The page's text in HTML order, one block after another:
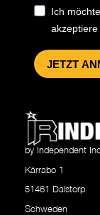
by Independent
Kärrabo 1
51461 Dalstorp
Schweden
Ich
JETZT